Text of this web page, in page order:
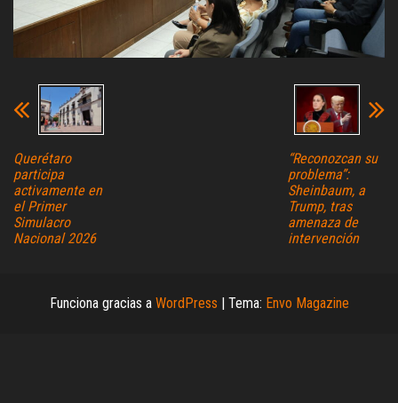
Querétaro
participa
activamente en
el Primer
Simulacro
Nacional 2026
“Reconozcan su
problema”:
Sheinbaum, a
Trump, tras
amenaza de
intervención
Funciona gracias a WordPress | Tema: Envo Magazine